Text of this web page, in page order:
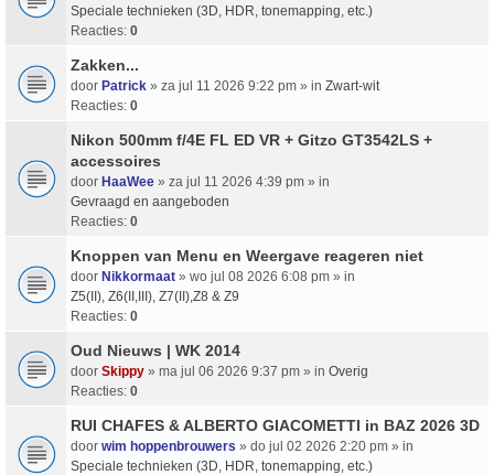
Speciale technieken (3D, HDR, tonemapping, etc.)
Reacties: 0
Zakken...
door Patrick » za jul 11 2026 9:22 pm » in Zwart-wit
Reacties: 0
Nikon 500mm f/4E FL ED VR + Gitzo GT3542LS +
accessoires
door HaaWee » za jul 11 2026 4:39 pm » in
Gevraagd en aangeboden
Reacties: 0
Knoppen van Menu en Weergave reageren niet
door Nikkormaat » wo jul 08 2026 6:08 pm » in
Z5(II), Z6(II,III), Z7(II),Z8 & Z9
Reacties: 0
Oud Nieuws | WK 2014
door Skippy » ma jul 06 2026 9:37 pm » in Overig
Reacties: 0
RUI CHAFES & ALBERTO GIACOMETTI in BAZ 2026 3D
door wim hoppenbrouwers » do jul 02 2026 2:20 pm » in
Speciale technieken (3D, HDR, tonemapping, etc.)